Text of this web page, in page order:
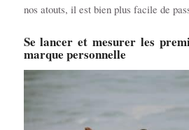
nos atouts, il est bien plus facile de
Se lancer et mesurer les
marque personnelle